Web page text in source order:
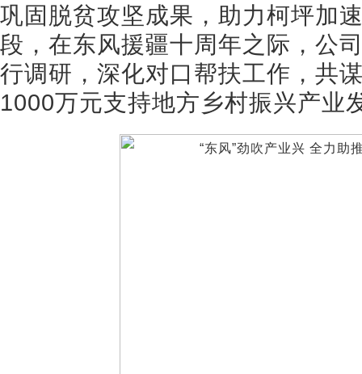
巩固脱贫攻坚成果，助力柯坪加
段，在东风援疆十周年之际，公
行调研，深化对口帮扶工作，共
1000万元支持地方乡村振兴产业